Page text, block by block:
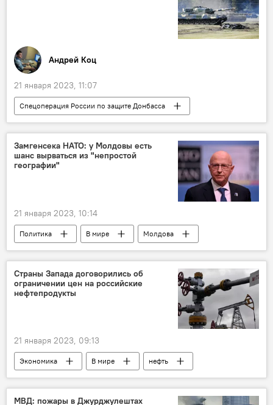
Андрей Коц
21 января 2023, 11:07
Спецоперация России по защите Донбасса
Германия
Замгенсека НАТО: у Молдовы есть
шанс вырваться из "непростой
географии"
21 января 2023, 10:14
Политика В мире
Молдова
НАТО
Страны Запада договорились об
ограничении цен на российские
нефтепродукты
21 января 2023, 09:13
Экономика В мире
нефть
Запад
Россия США
МВД: пожары в Джурджулештах